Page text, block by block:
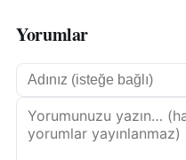
Yorumlar